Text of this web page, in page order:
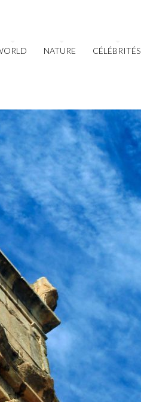
NATURE CÉLÉBRITÉS